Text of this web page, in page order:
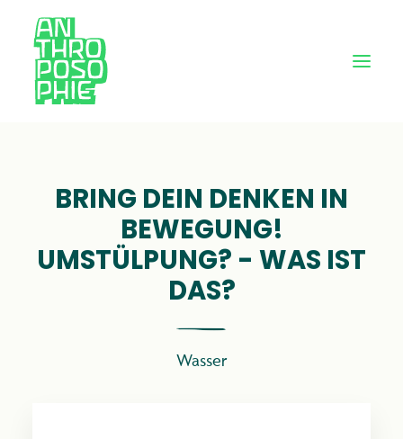
BRING DEIN DENKEN IN
BEWEGUNG!
UMSTÜLPUNG? - WAS IST
DAS?
Wasser